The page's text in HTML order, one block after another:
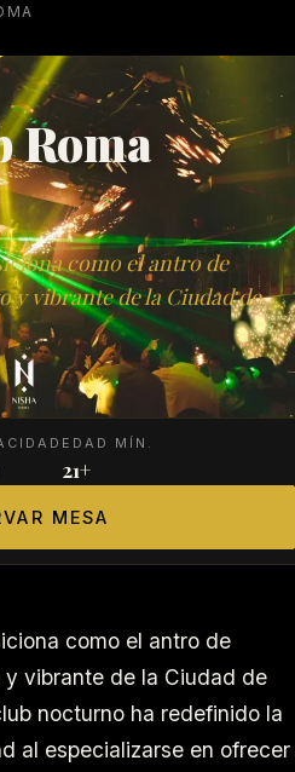
Roma
como el antro de
y vibrante de la Ciudad de
EDAD MÍN.
21+
MESA
como el antro de
vibrante de la Ciudad de
nocturno ha redefinido la
al especializarse en ofrecer